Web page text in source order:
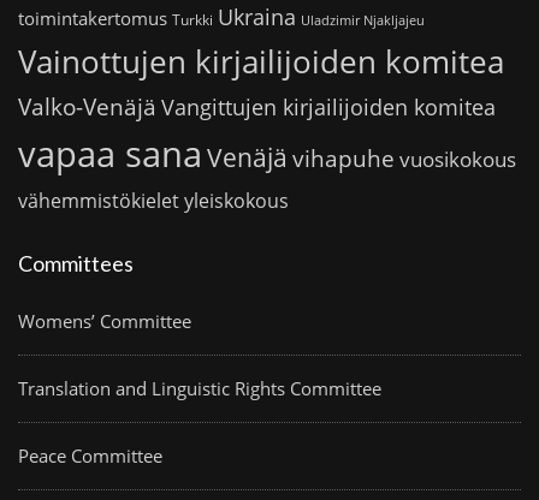
toimintakertomus Turkki Ukraina Uladzimir Njakljajeu
Vainottujen kirjailijoiden komitea
Valko-Venäjä Vangittujen kirjailijoiden komitea
vapaa sana Venäjä vihapuhe vuosikokous
vähemmistökieletyleiskokous
Committees
Womens’ Committee
Translation and Linguistic Rights Committee
Peace Committee